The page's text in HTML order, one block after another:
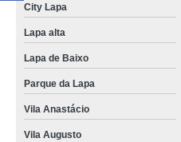
City Lapa
Lapa alta
Lapa de Baixo
Parque da Lapa
Vila Anastácio
Vila Augusto